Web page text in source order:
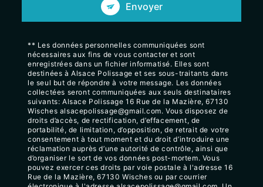
Envoyer
** Les données personnelles communiquées sont
nécessaires aux fins de vous contacter et sont
enregistrées dans un fichier informatisé. Elles sont
destinées à Alsace Polissage et ses sous-traitants dans
le seul but de répondre à votre message. Les données
collectées seront communiquées aux seuls destinataires
suivants: Alsace Polissage 16 Rue de la Mazière, 67130
Wisches alsacepolissage@gmail.com. Vous disposez de
droits d’accès, de rectification, d’effacement, de
portabilité, de limitation, d’opposition, de retrait de votre
consentement à tout moment et du droit d’introduire une
réclamation auprès d’une autorité de contrôle, ainsi que
d’organiser le sort de vos données post-mortem. Vous
pouvez exercer ces droits par voie postale à l'adresse 16
Rue de la Mazière, 67130 Wisches ou par courrier